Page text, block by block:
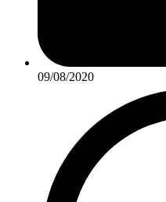
09/08/2020